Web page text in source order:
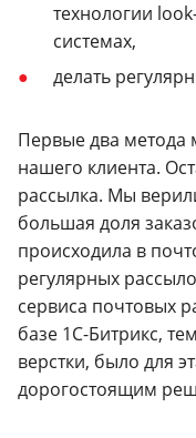
технологии
системах,
делать
Первые два метода
нашего клиента.
рассылка. Мы
большая доля
происходила в
регулярных
сервиса почтовых
базе 1С-Битрикс,
верстки, было для
дорогостоящим